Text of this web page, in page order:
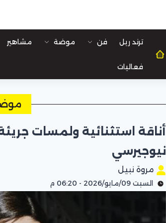
ترند ريل فن موضة مشاهير
فعاليات
أناقة استثنائية ولمسات
نيوجيرسي
مروة نبيل
السبت 09/مايو/2026 - 06:20 م